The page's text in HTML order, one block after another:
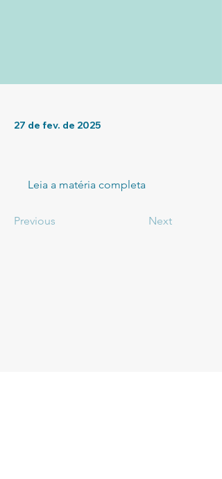
27 de fev. de 2025
Leia a matéria completa
Previous Next